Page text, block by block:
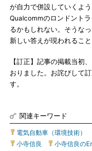
が自力で併設していくよ
Qualcommのロンドント
るかもしれない。そうな
新しい答えが現われること
【訂正】記事の掲載当初
おりました。お詫びして
す。
関連キーワード
電気自動車（環境技術）
小寺信良
小寺信良の